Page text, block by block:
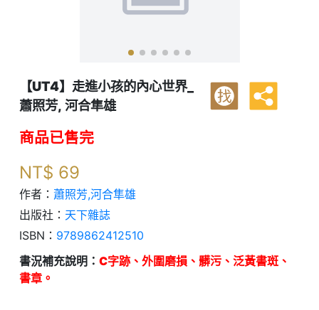
【UT4】走進小孩的內心世界_
蕭照芳, 河合隼雄
找
商品已售完
NT$ 69
作者： 蕭照芳,河合隼雄
出版社： 天下雜誌
ISBN： 9789862412510
書況補充說明： C字跡、外圍磨損、髒污、泛黃書斑、
書章。